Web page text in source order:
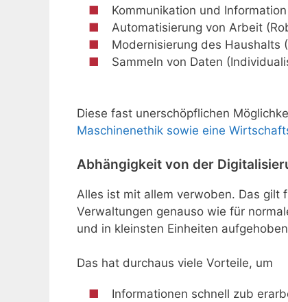
Kommunikation und
Automatisierung von Arbeit
Modernisierung des Haushalts
Sammeln von Daten
Diese fast unerschöpflichen
Maschinenethik sowie eine
Abhängigkeit von der
Alles ist mit allem verwoben. Das gilt
Verwaltungen genauso wie für
und in kleinsten Einheiten
Das hat durchaus viele Vorteile, um
Informationen schnell zub